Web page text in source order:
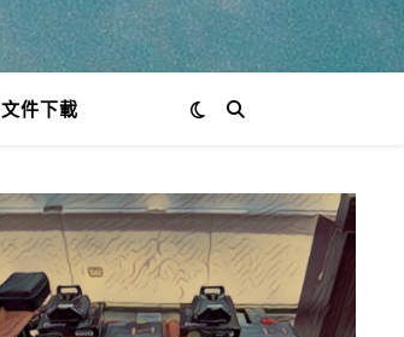
文件下載